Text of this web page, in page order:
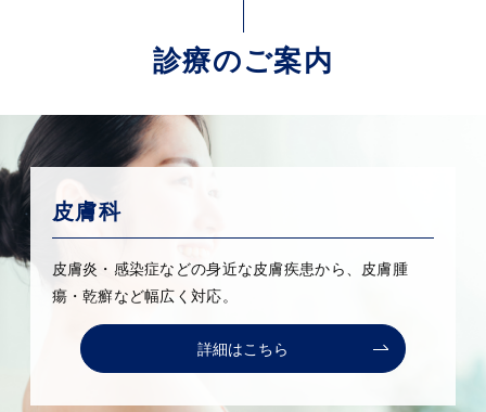
診療のご案内
皮膚科
皮膚炎・感染症などの身近な皮膚疾患から、皮膚腫
瘍・乾癬など幅広く対応。
詳細はこちら